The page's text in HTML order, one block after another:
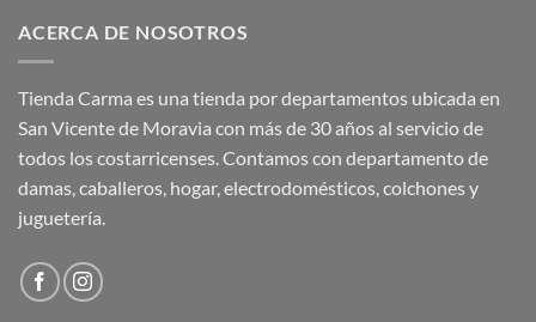
ACERCA DE NOSOTROS
Tienda Carma es una tienda por departamentos ubicada en
San Vicente de Moravia con más de 30 años al servicio de
todos los costarricenses. Contamos con departamento de
damas, caballeros, hogar, electrodomésticos, colchones y
juguetería.